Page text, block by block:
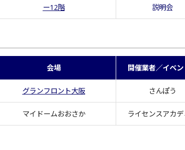
ー12階
説明会
会場 開催業者／イベン
グランフロント大阪 さんぽう
マイドームおおさか ライセンスアカデ